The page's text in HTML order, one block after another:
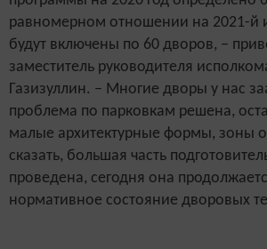
равномерном отношении на 2021-й
будут включены по 60 дворов, –
заместитель руководителя
Газизуллин. – Многие дворы у нас
проблема по парковкам решена,
малые архитектурные формы, зоны
сказать, большая часть
проведена, сегодня она
нормативное состояние дворовых